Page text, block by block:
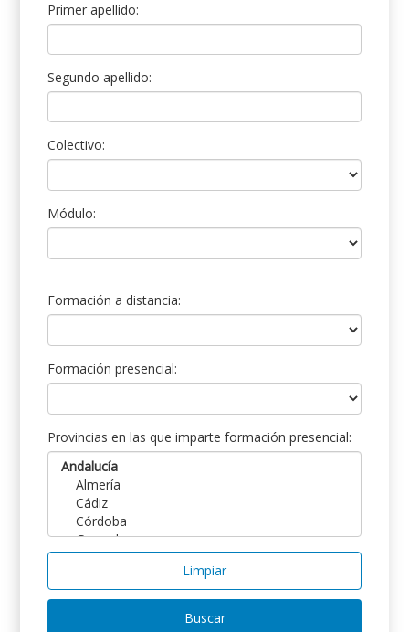
Primer apellido:
Segundo apellido:
Colectivo:
Módulo:
Formación a distancia:
Formación presencial:
Provincias en las que imparte formación presencial:
Limpiar
Buscar